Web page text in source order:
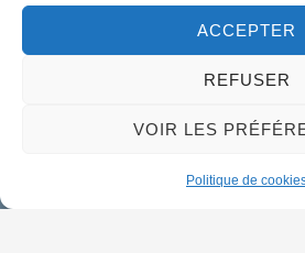
ACCEPTER
REFUSER
VOIR LES
Politique de
Horaires
9h00 à 12h30 &
9h00 à 12h30 & 14h00